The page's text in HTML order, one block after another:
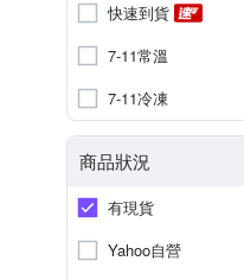
快速到貨
7-11常溫
7-11冷凍
商品狀況
有現貨
Yahoo自營